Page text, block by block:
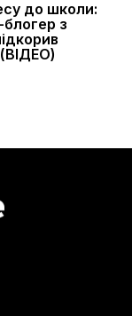
до школи:
з